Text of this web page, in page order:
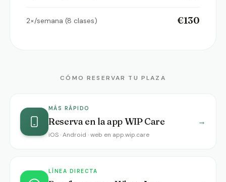
2×/semana (8 clases) €130
CÓMO RESERVAR TU PLAZA
MÁS RÁPIDO
Reserva en la app WIP Care
iOS · Android · web en app.wip.care
→
LÍNEA DIRECTA